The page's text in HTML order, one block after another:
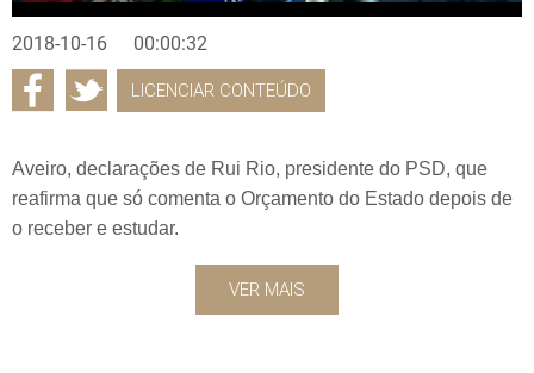
2018-10-16 00:00:32
LICENCIAR CONTEÚDO
Aveiro, declarações de Rui Rio, presidente do PSD, que
reafirma que só comenta o Orçamento do Estado depois de
o receber e estudar.
VER MAIS